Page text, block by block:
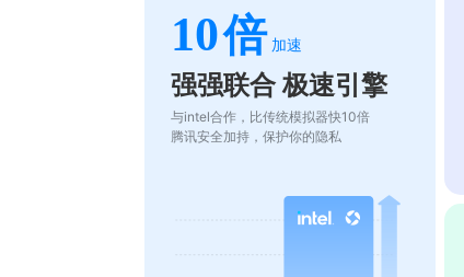
10倍 加速
强强联合 极速引擎
与intel合作，比传统模拟器快10倍
腾讯安全加持，保护你的隐私